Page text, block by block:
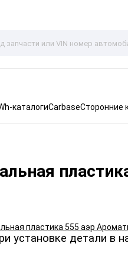
каталогиCarbaseСторонние
установке детали в